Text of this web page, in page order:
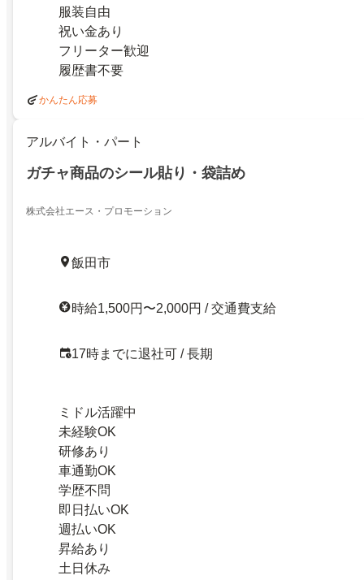
服装自由
祝い金あり
フリーター歓迎
履歴書不要
かんたん応募
アルバイト・パート
ガチャ商品のシール貼り・袋詰め
株式会社エース・プロモーション
飯田市
時給1,500円〜2,000円 / 交通費支給
17時までに退社可 / 長期
ミドル活躍中
未経験OK
研修あり
車通勤OK
学歴不問
即日払いOK
週払いOK
昇給あり
土日休み